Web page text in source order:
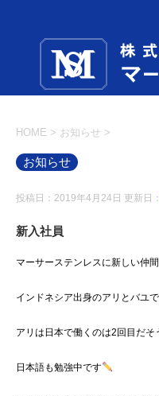
HOME > お知らせ >
お知らせ
投稿日：2019年4月24日 更新日：
新入社員
マーサーステンレスに新しい仲
インドネシア出身のアリとバユで
アリは日本で働くのは2回目だ
日本語も勉強中です